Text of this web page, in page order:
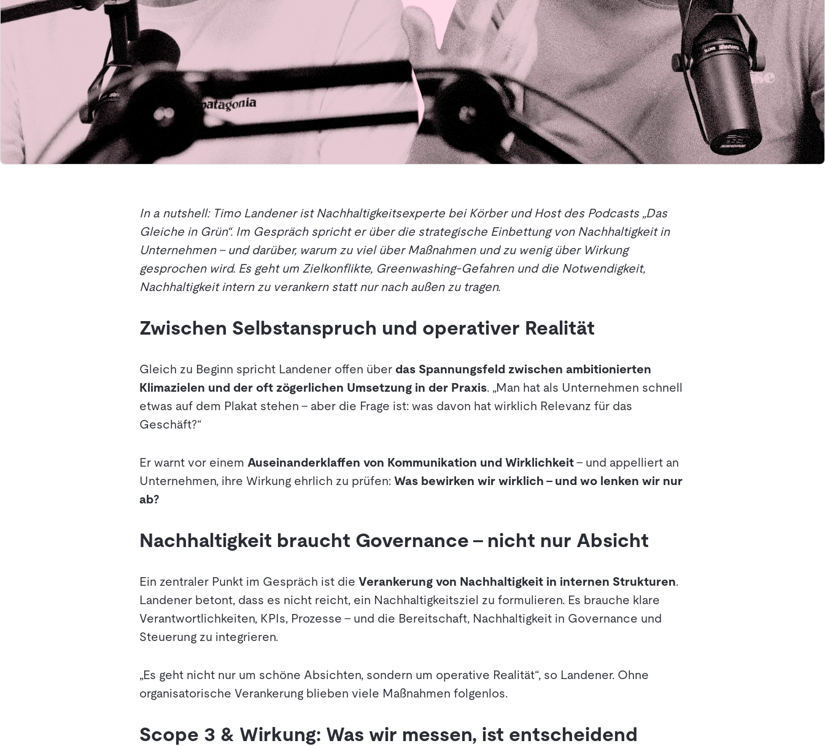
In a nutshell: Timo Landener ist Nachhaltigkeitsexperte bei Körber und Host des Podcasts „Das
Gleiche in Grün“. Im Gespräch spricht er über die strategische Einbettung von Nachhaltigkeit in
Unternehmen – und darüber, warum zu viel über Maßnahmen und zu wenig über Wirkung
gesprochen wird. Es geht um Zielkonflikte, Greenwashing-Gefahren und die Notwendigkeit,
Nachhaltigkeit intern zu verankern statt nur nach außen zu tragen.
Zwischen Selbstanspruch und operativer Realität
Gleich zu Beginn spricht Landener offen über das Spannungsfeld zwischen ambitionierten
Klimazielen und der oft zögerlichen Umsetzung in der Praxis. „Man hat als Unternehmen schnell
etwas auf dem Plakat stehen – aber die Frage ist: was davon hat wirklich Relevanz für das
Geschäft?“
Er warnt vor einem Auseinanderklaffen von Kommunikation und Wirklichkeit– und appelliert an
Unternehmen, ihre Wirkung ehrlich zu prüfen: Was bewirken wir wirklich – und wo lenken wir nur
ab?
Nachhaltigkeit braucht Governance – nicht nur Absicht
Ein zentraler Punkt im Gespräch ist die Verankerung von Nachhaltigkeit in internen Strukturen.
Landener betont, dass es nicht reicht, ein Nachhaltigkeitsziel zu formulieren. Es brauche klare
Verantwortlichkeiten, KPIs, Prozesse – und die Bereitschaft, Nachhaltigkeit in Governance und
Steuerung zu integrieren.
„Es geht nicht nur um schöne Absichten, sondern um operative Realität“, so Landener. Ohne
organisatorische Verankerung blieben viele Maßnahmen folgenlos.
Scope 3 & Wirkung: Was wir messen, ist entscheidend